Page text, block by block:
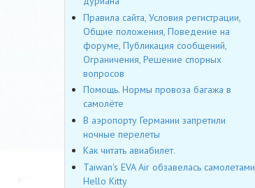
Правила сайта, Условия регистрации,
Общие положения, Поведение на
форуме, Публикация сообщений,
Ограничения, Решение спорных
вопросов
Помощь. Нормы провоза багажа в
самолёте
В аэропорту Германии запретили
ночные перелеты
Как читать авиабилет.
Taiwan's EVA Air обзавелась самолетами
Hello Kitty